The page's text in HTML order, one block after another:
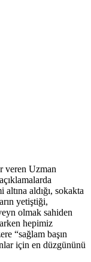
veren Uzman
aldığı, sokakta
yetiştiği,
olmak sahiden
hepimiz
“sağlam başın
için en düzgününü